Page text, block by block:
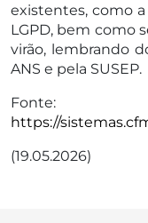
existentes, como a
LGPD, bem como
virão, lembrando
ANS e pela SUSEP.
Fonte:
https://sistemas.cfm.org.br/
(19.05.2026)